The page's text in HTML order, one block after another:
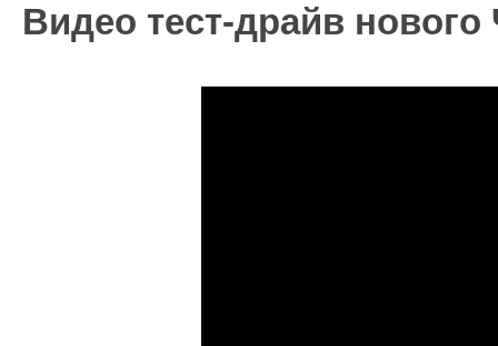
Видео тест-драйв нового